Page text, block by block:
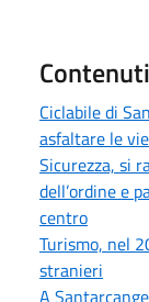
Ciclabile di
asfaltare le
Sicurezza, si
dell’ordine e
centro
Turismo, nel
stranieri
A